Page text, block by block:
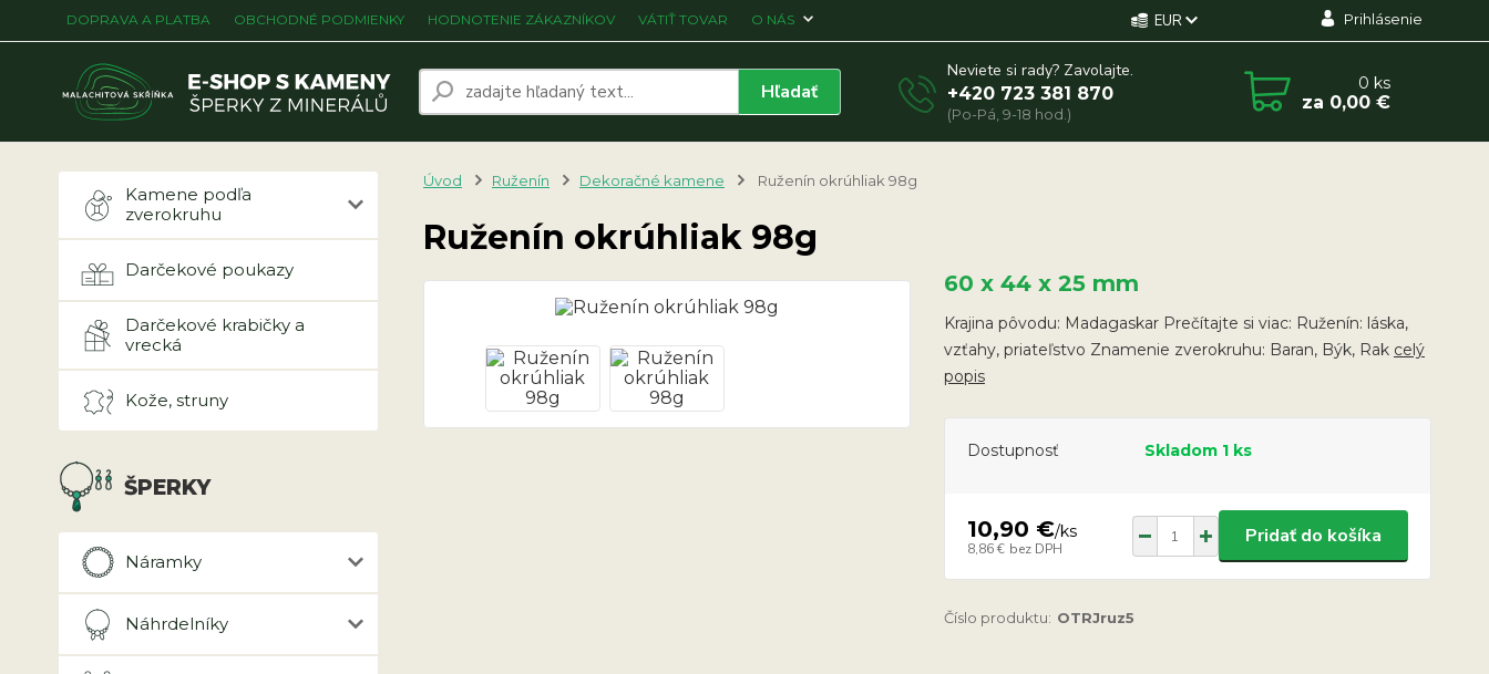
DOPRAVA A PLATBA OBCHODNÉ PODMIENKY HODNOTENIE ZÁKAZNÍKOV VÁTIŤ TOVAR O NÁS EUR Prihlásenie
Hľadať
Neviete si rady? Zavolajte.
+420 723 381 870
(Po-Pá, 9-18 hod.)
0 ks
za 0,00 €
Kamene podľa
zverokruhu
Darčekové poukazy
Darčekové krabičky a
vrecká
Kože, struny
ŠPERKY
Náramky
Náhrdelníky
Úvod Ruženín Dekoračné kamene Ruženín okrúhliak 98g
Ruženín okrúhliak 98g
60 x 44 x 25 mm
Krajina pôvodu: Madagaskar Prečítajte si viac: Ruženín: láska,
vzťahy, priateľstvo Znamenie zverokruhu: Baran, Býk, Rak celý
popis
Dostupnosť Skladom 1 ks
10,90 €/ks
8,86 € bez DPH
Pridať do košíka
Číslo produktu: OTRJruz5